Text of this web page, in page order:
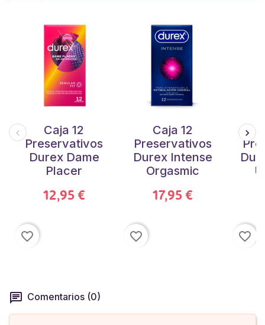
Caja 12
Preservativos
Durex Dame
Placer
12,95 €
favorite_border
Caja 12
Preservativos
Durex Intense
Orgasmic
17,95 €
favorite_border favorite_border
Comentarios (0)